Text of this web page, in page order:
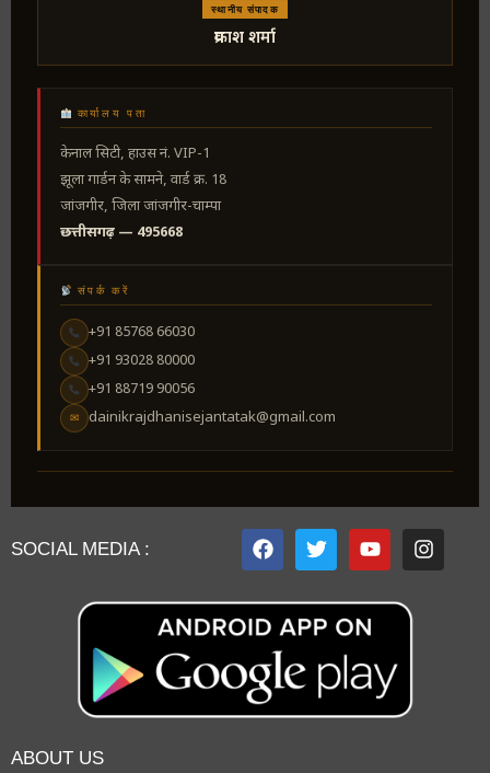
स्थानीय संपादक
प्रकाश शर्मा
कार्यालय पता
केनाल सिटी, हाउस नं. VIP-1
झूला गार्डन के सामने, वार्ड क्र. 18
जांजगीर, जिला जांजगीर-चाम्पा
छत्तीसगढ़ — 495668
संपर्क करें
+91 85768 66030
+91 93028 80000
+91 88719 90056
✉ dainikrajdhanisejantatak@gmail.com
SOCIAL MEDIA :
ABOUT US